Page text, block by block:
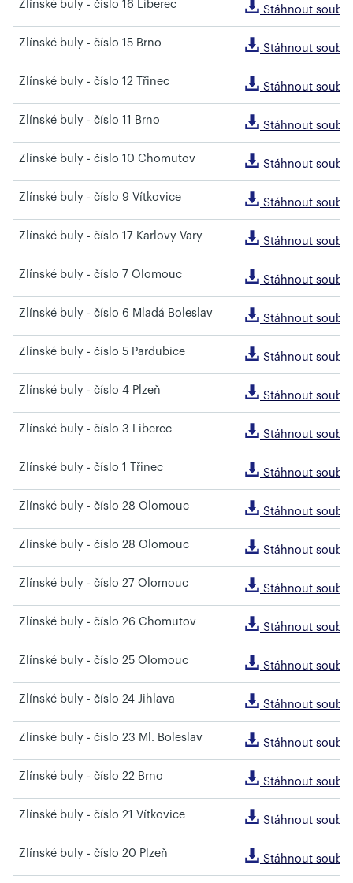
Zlínské buly - číslo 16 Liberec Stáhnout soubor
Zlínské buly - číslo 15 Brno Stáhnout soubor
Zlínské buly - číslo 12 Třinec Stáhnout soubor
Zlínské buly - číslo 11 Brno Stáhnout soubor
Zlínské buly - číslo 10 Chomutov Stáhnout soubor
Zlínské buly - číslo 9 Vítkovice Stáhnout soubor
Zlínské buly - číslo 17 Karlovy Vary Stáhnout soubor
Zlínské buly - číslo 7 Olomouc Stáhnout soubor
Zlínské buly - číslo 6 Mladá Boleslav Stáhnout soubor
Zlínské buly - číslo 5 Pardubice Stáhnout soubor
Zlínské buly - číslo 4 Plzeň Stáhnout soubor
Zlínské buly - číslo 3 Liberec Stáhnout soubor
Zlínské buly - číslo 1 Třinec Stáhnout soubor
Zlínské buly - číslo 28 Olomouc Stáhnout soubor
Zlínské buly - číslo 28 Olomouc Stáhnout soubor
Zlínské buly - číslo 27 Olomouc Stáhnout soubor
Zlínské buly - číslo 26 Chomutov Stáhnout soubor
Zlínské buly - číslo 25 Olomouc Stáhnout soubor
Zlínské buly - číslo 24 Jihlava Stáhnout soubor
Zlínské buly - číslo 23 Ml. Boleslav Stáhnout soubor
Zlínské buly - číslo 22 Brno Stáhnout soubor
Zlínské buly - číslo 21 Vítkovice Stáhnout soubor
Zlínské buly - číslo 20 Plzeň Stáhnout soubor